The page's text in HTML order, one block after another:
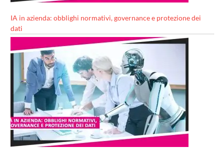
IA in azienda: obblighi normativi, governance e protezione dei
dati